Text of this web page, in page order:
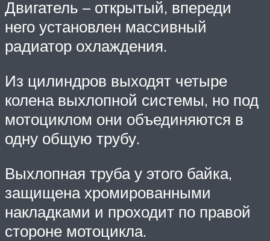
Двигатель – открытый, впереди
него установлен массивный
радиатор охлаждения.
Из цилиндров выходят четыре
колена выхлопной системы, но под
мотоциклом они объединяются в
одну общую трубу.
Выхлопная труба у этого байка,
защищена хромированными
накладками и проходит по правой
стороне мотоцикла.